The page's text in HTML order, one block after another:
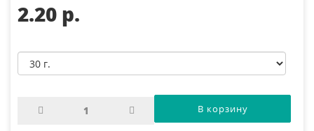
2.20 p.